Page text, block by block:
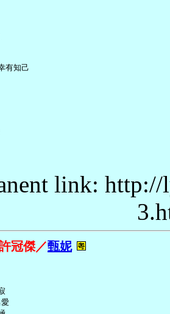
有知己
link:
冠傑／甄妮